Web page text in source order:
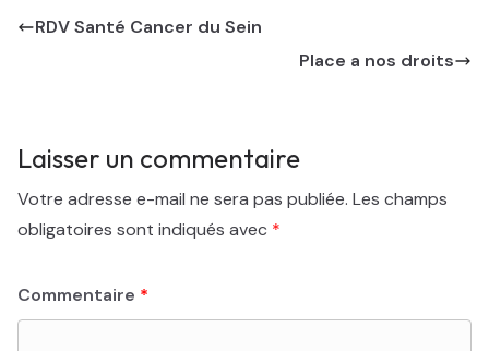
RDV Santé Cancer du Sein
Place a nos droits
Laisser un commentaire
Votre adresse e-mail ne sera pas publiée. Les champs
obligatoires sont indiqués avec *
Commentaire *